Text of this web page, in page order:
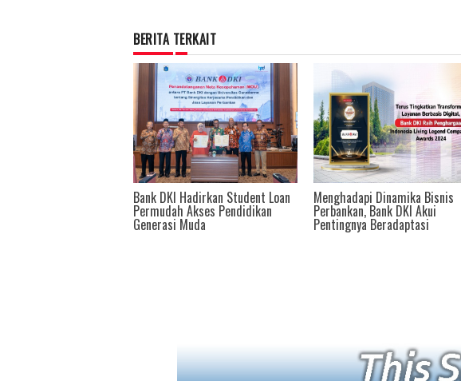
BERITA TERKAIT
Menghadapi Dinamika Bisnis
Perbankan, Bank DKI Akui
Pentingnya Beradaptasi
Direktur Keuangan dan Strategi
Bank DKI Raih Indonesia Best
CFO Award 2024